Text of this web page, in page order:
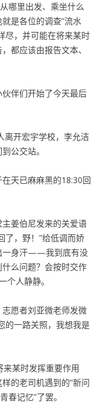
哪里出发、乘坐什么
是各位的调查“流水
尽，并可能在将来某时
都应该由报告文本、
伴们开始了今天最后
离开宏宇学校，李允洁
公交站。
天已麻麻黑的18:30回
姜伯尼发来的关爱语
了，野！”给低调而娇
一身汗——我到底有没
么问题？会按时交作
人静静。
愿者刘亚微老师发微
的一路关照，我想我是
某时发挥重要作用
的老司机遇到的“新问
春记忆”了罢。